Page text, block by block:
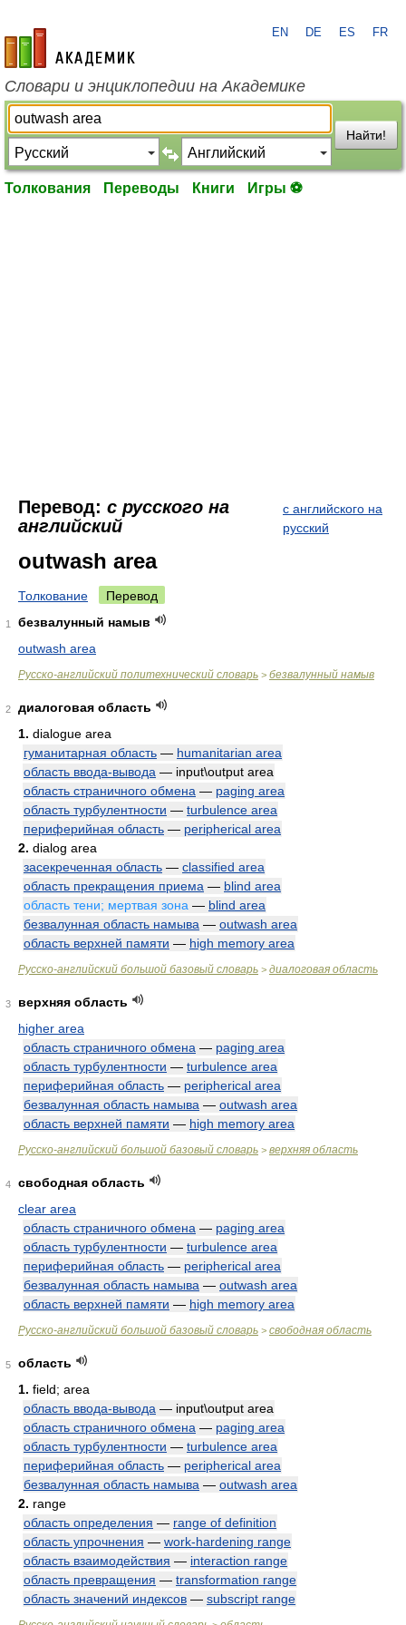
academic.ru
EN DE ES FR
Словари и энциклопедии на Академике
Найти!
Толкования Переводы Книги Игры ⚽
Перевод: с русского на
английский
с английского на
русский
outwash area
Толкование Перевод
1
безвалунный намыв
outwash area
Русско-английский политехнический словарь > безвалунный намыв
2
диалоговая область
1. dialogue area
гуманитарная область — humanitarian area
область ввода-вывода — input\output area
область страничного обмена — paging area
область турбулентности — turbulence area
периферийная область — peripherical area
2. dialog area
засекреченная область — classified area
область прекращения приема — blind area
область тени; мертвая зона — blind area
безвалунная область намыва — outwash area
область верхней памяти — high memory area
Русско-английский большой базовый словарь > диалоговая область
3
верхняя область
higher area
область страничного обмена — paging area
область турбулентности — turbulence area
периферийная область — peripherical area
безвалунная область намыва — outwash area
область верхней памяти — high memory area
Русско-английский большой базовый словарь > верхняя область
4
свободная область
clear area
область страничного обмена — paging area
область турбулентности — turbulence area
периферийная область — peripherical area
безвалунная область намыва — outwash area
область верхней памяти — high memory area
Русско-английский большой базовый словарь > свободная область
5
область
1. field; area
область ввода-вывода — input\output area
область страничного обмена — paging area
область турбулентности — turbulence area
периферийная область — peripherical area
безвалунная область намыва — outwash area
2. range
область определения — range of definition
область упрочнения — work-hardening range
область взаимодействия — interaction range
область превращения — transformation range
область значений индексов — subscript range